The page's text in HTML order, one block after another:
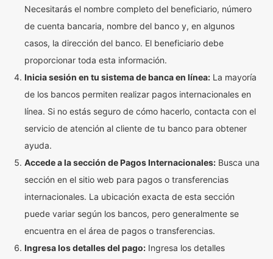
Necesitarás el nombre completo del beneficiario, número
de cuenta bancaria, nombre del banco y, en algunos
casos, la dirección del banco. El beneficiario debe
proporcionar toda esta información.
Inicia sesión en tu sistema de banca en línea: La mayoría
de los bancos permiten realizar pagos internacionales en
línea. Si no estás seguro de cómo hacerlo, contacta con el
servicio de atención al cliente de tu banco para obtener
ayuda.
Accede a la sección de Pagos Internacionales: Busca una
sección en el sitio web para pagos o transferencias
internacionales. La ubicación exacta de esta sección
puede variar según los bancos, pero generalmente se
encuentra en el área de pagos o transferencias.
Ingresa los detalles del pago: Ingresa los detalles